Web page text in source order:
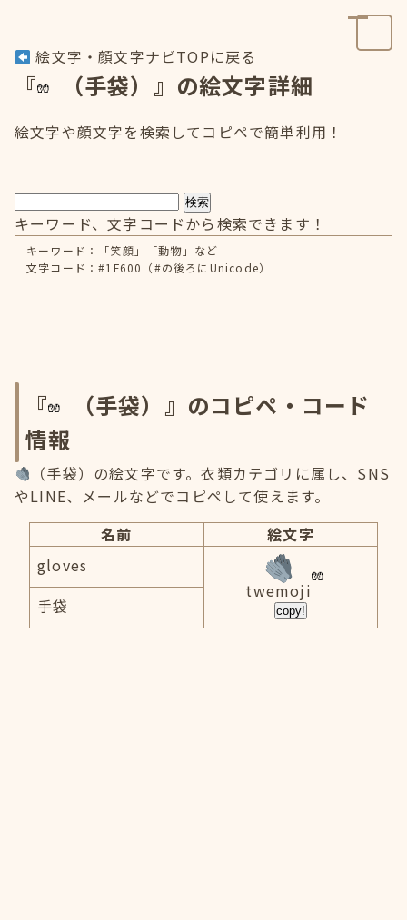
絵文字・顔文字ナビTOPに戻る
『 （手袋）』の絵文字詳細
絵文字や顔文字を検索してコピペで簡単利用！
検索
キーワード、文字コードから検索できます！
キーワード：「笑顔」「動物」など
文字コード：#1F600（#の後ろにUnicode）
『
（手袋）』のコピペ・コード
情報
（手袋）の絵文字です。衣類カテゴリに属し、SNS
やLINE、メールなどでコピペして使えます。
名前
絵文字
gloves
twemoji
copy!
手袋